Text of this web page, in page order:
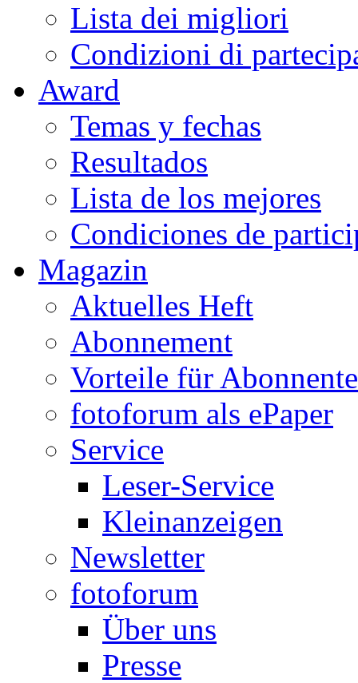
Lista dei migliori
Condizioni di
Award
Temas y fechas
Resultados
Lista de los mejores
Condiciones de
Magazin
Aktuelles Heft
Abonnement
Vorteile für
fotoforum als ePaper
Service
Leser-Service
Kleinanzeigen
Newsletter
fotoforum
Über uns
Presse